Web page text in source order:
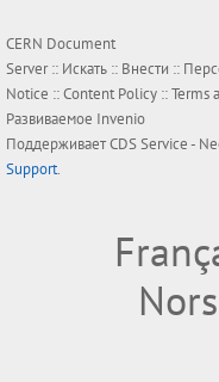
CERN Document
Server :: Искать :: Внести ::
Notice ::Content Policy ::Terms
Развиваемое Invenio
ПоддерживаетCDS Service-
Support.